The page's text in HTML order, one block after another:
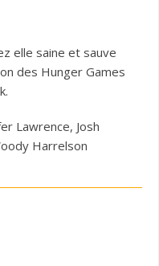
elle saine et sauve
des Hunger Games
Lawrence, Josh
Harrelson